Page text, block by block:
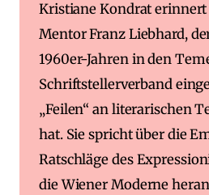
Kristiane Kondrat
Mentor Franz Liebhard,
1960er-Jahren in den
Schriftstellerverband
„Feilen“ an literarischen
hat. Sie spricht über die
Ratschläge des
die Wiener Moderne